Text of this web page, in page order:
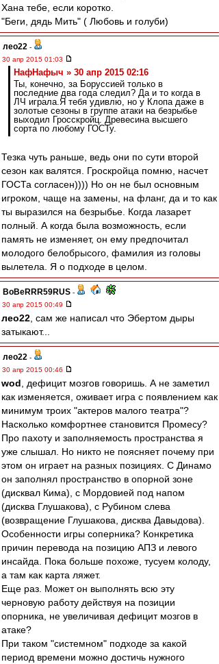
Хана тебе, если коротко.
"Беги, дядь Мить" ( Любовь и голуби)
лео22 -
30 апр 2015 01:03
НафНафыч » 30 апр 2015 02:16
Ты, конечно, за Боруссией только в
последние два года следил? Да и то когда в
ЛЧ играла.Я тебя удивлю, но у Клопа даже в
золотые сезоны в группе атаки на безрыбье
выходил Гросскройц. Древесина высшего
сорта по любому ГОСТу.
Тезка чуть раньше, ведь они по сути второй
сезон как валятся. Гроскройца помню, насчет
ГОСТа согласен)))) Но он не был основным
игроком, чаще на замены, на фланг, да и то как
ты выразился на безрыбье. Когда лазарет
полный. А когда была возможность, если
память не изменяет, он ему предпочитал
молодого белобрысого, фамилия из головы
вылетела. Я о подходе в целом.
BoBeRRR59RUS -
30 апр 2015 00:49
лео22 , сам же написал что Эбертом дыры
затыкают...
лео22 -
30 апр 2015 00:46
wod , дефицит мозгов говоришь. А не заметил
как изменяется, оживает игра с появлением как
минимум троих "актеров малого театра"?
Насколько комфортнее становится Промесу?
Про пахоту и заполняемость пространства я
уже слышал. Но никто не поясняет почему при
этом он играет на разных позициях. С Динамо
он заполнял пространство в опорной зоне
(дисквал Кима), с Мордовией под напом
(дисква Глушакова), с Рубином слева
(возвращение Глушакова, дисква Давыдова).
Особенности игры соперника? Конкретика
причин перевода на позицию АПЗ и левого
инсайда. Пока больше похоже, тусуем колоду,
а там как карта ляжет.
Еще раз. Может он выполнять всю эту
черновую работу действуя на позиции
опорника, не увеличивая дефицит мозгов в
атаке?
При таком "системном" подходе за какой
период времени можно достичь нужного